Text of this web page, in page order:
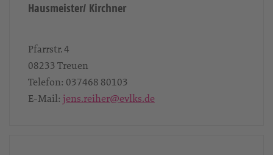
Hausmeister/ Kirchner
Pfarrstr. 4
08233Treuen
Telefon: 037468 80103
E-Mail: jens.reiher@evlks.de